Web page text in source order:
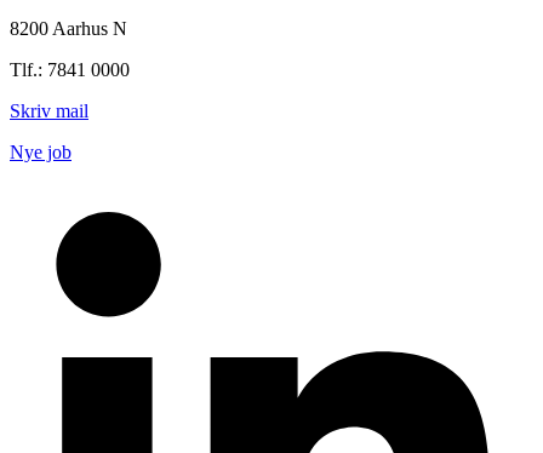
8200 Aarhus N
Tlf.: 7841 0000
Skriv mail
Nye job